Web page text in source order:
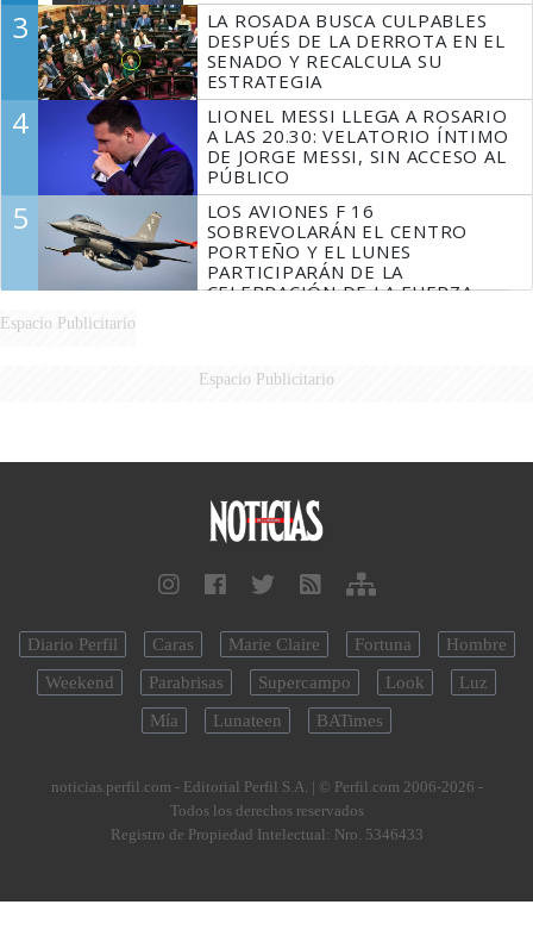
3
LA ROSADA BUSCA CULPABLES
DESPUÉS DE LA DERROTA EN EL
SENADO Y RECALCULA SU
ESTRATEGIA
4
LIONEL MESSI LLEGA A ROSARIO
A LAS 20.30: VELATORIO ÍNTIMO
DE JORGE MESSI, SIN ACCESO AL
PÚBLICO
5
LOS AVIONES F 16
SOBREVOLARÁN EL CENTRO
PORTEÑO Y EL LUNES
PARTICIPARÁN DE LA
CELEBRACIÓN DE LA FUERZA
Espacio Publicitario
Espacio Publicitario
Diario Perfil Caras Marie Claire Fortuna
Hombre
Weekend
Parabrisas Supercampo Look
Luz
Mía
Lunateen BATimes
noticias.perfil.com - Editorial Perfil S.A. | © Perfil.com 2006-2026 -
Todos los derechos reservados
Registro de Propiedad Intelectual: Nro. 5346433